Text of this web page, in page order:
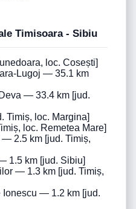
Timisoara - Sibiu
loc. Cosești]
Lugoj — 35.1 km
— 33.4 km [jud.
Timiș, loc. Margina]
loc. Remetea Mare]
2.5 km [jud. Timiș,
1.5 km [jud. Sibiu]
— 1.3 km [jud. Timiș,
Ionescu — 1.2 km [jud.